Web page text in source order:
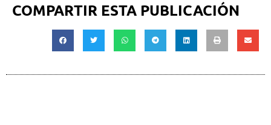
COMPARTIR ESTA PUBLICACIÓN